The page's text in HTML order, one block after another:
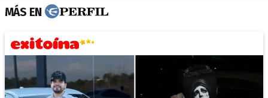
MÁS EN